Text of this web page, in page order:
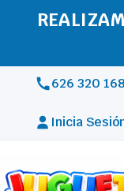
626 320 168
Inicia